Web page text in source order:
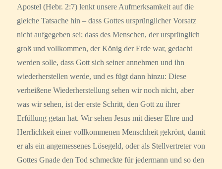
Apostel (Hebr. 2:7) lenkt unsere Aufmerksamkeit auf die
gleiche Tatsache hin – dass Gottes ursprünglicher Vorsatz
nicht aufgegeben sei; dass des Menschen, der ursprünglich
groß und vollkommen, der König der Erde war, gedacht
werden solle, dass Gott sich seiner annehmen und ihn
wiederherstellen werde, und es fügt dann hinzu: Diese
verheißene Wiederherstellung sehen wir noch nicht, aber
was wir sehen, ist der erste Schritt, den Gott zu ihrer
Erfüllung getan hat. Wir sehen Jesus mit dieser Ehre und
Herrlichkeit einer vollkommenen Menschheit gekrönt, damit
er als ein angemessenes Lösegeld, oder als Stellvertreter von
Gottes Gnade den Tod schmeckte für jedermann und so den